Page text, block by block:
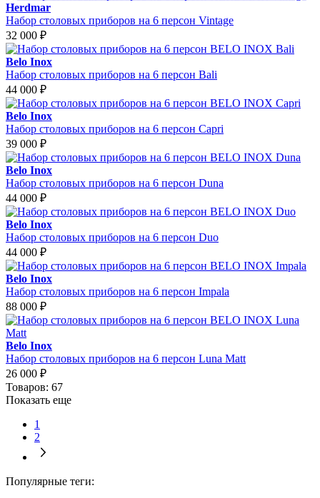
Herdmar
Набор столовых приборов на 6 персон Vintage
32 000 ₽
Belo Inox
Набор столовых приборов на 6 персон Bali
44 000 ₽
Belo Inox
Набор столовых приборов на 6 персон Capri
39 000 ₽
Belo Inox
Набор столовых приборов на 6 персон Duna
44 000 ₽
Belo Inox
Набор столовых приборов на 6 персон Duo
44 000 ₽
Belo Inox
Набор столовых приборов на 6 персон Impala
88 000 ₽
Belo Inox
Набор столовых приборов на 6 персон Luna Matt
26 000 ₽
Товаров: 67
Показать еще
1
2
Популярные теги: